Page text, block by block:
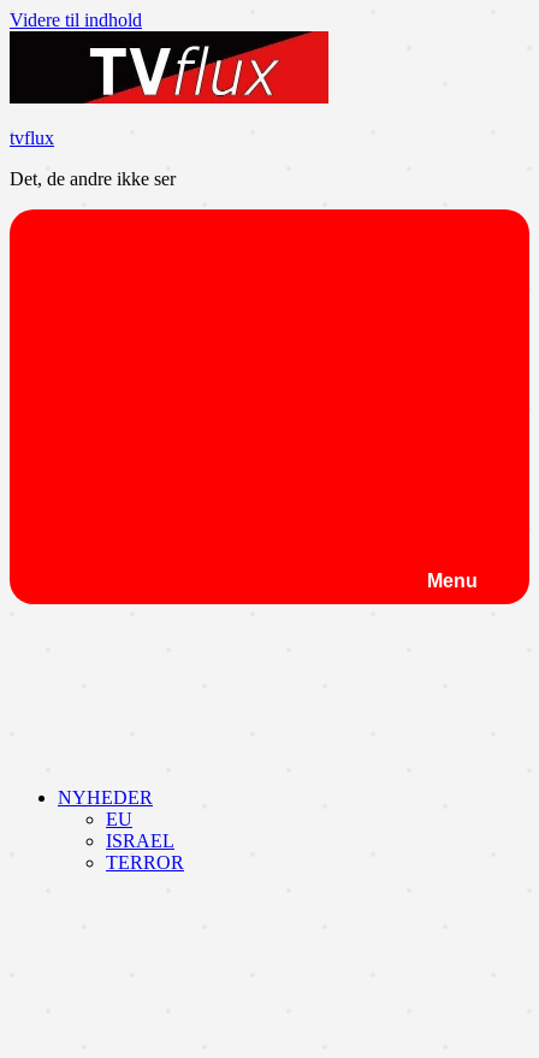
Videre til indhold
tvflux
Det, de andre ikke ser
Menu
NYHEDER
EU
ISRAEL
TERROR